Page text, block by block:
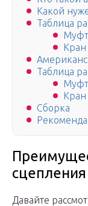
Какой
Таблица
Кран
Таблица
Кран
Сборка
сцепления
Давайте